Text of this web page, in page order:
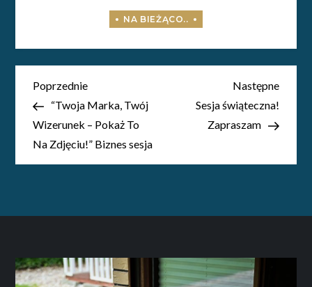
Nawigacja
wpisu
Poprzedni
wpis
Poprzednie
“Twoja Marka, Twój
Wizerunek – Pokaż To
Na Zdjęciu!” Biznes sesja
wpis
Następne
Sesja świąteczna!
Zapraszam